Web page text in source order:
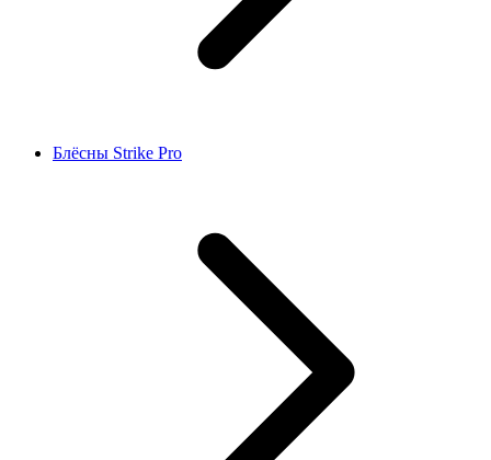
Блёсны Strike Pro